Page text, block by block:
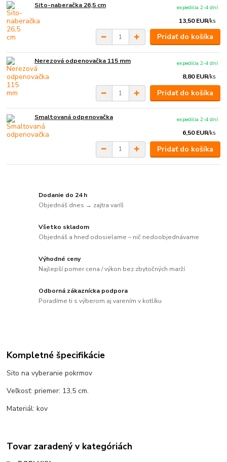
Sito-naberačka 26,5 cm
13,50 EUR/ks
expedícia 2-4 dní
Pridať do košíka
Nerezová odpenovačka 115 mm
8,80 EUR/ks
expedícia 2-4 dní
Pridať do košíka
Smaltovaná odpenovačka
6,50 EUR/ks
expedícia 2-4 dní
Pridať do košíka
Dodanie do 24 h
Objednáš dnes → zajtra varíš
Všetko skladom
Objednáš a hneď odosielame – nič nedoobjednávame
Výhodné ceny
Najlepší pomer cena / výkon bez zbytočných marží
Odborná zákaznícka podpora
Poradíme ti s výberom aj varením v kotlíku
Kompletné špecifikácie
Sito na vyberanie pokrmov
Veľkosť: priemer: 13,5 cm.
Materiál: kov
Tovar zaradený v kategóriách